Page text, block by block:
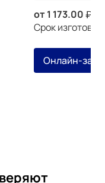
от 1 173.00
Срок
Онлайн-